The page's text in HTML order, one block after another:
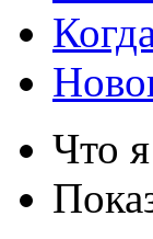
Что